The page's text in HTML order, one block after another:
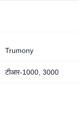
Trumony
टीआर-1000, 3000